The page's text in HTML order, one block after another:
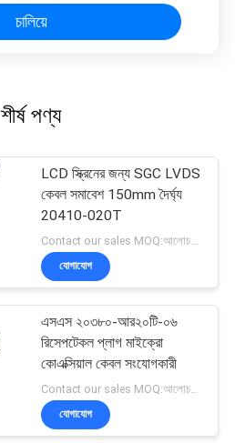
চালিয়ে
শীর্ষ পণ্য
LCD স্ক্রিনের জন্য SGC LVDS
কেবল সমাবেশ 150mm দৈর্ঘ্য
20410-020T
যোগাযোগ
এসএস ২০৩৮০-আর২০টি-০৬
রিসেপটেকল প্লাগ মাইক্রো
কোএক্সিয়াল কেবল সংযোগকারী
যোগাযোগ